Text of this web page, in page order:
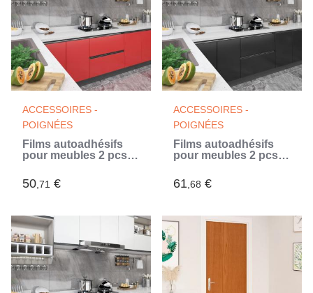
ACCESSOIRES -
POIGNÉES
Films autoadhésifs
pour meubles 2 pcs
PVC
50,71 €
ACCESSOIRES -
POIGNÉES
Films autoadhésifs
pour meubles 2 pcs
(Noir)
61,68 €